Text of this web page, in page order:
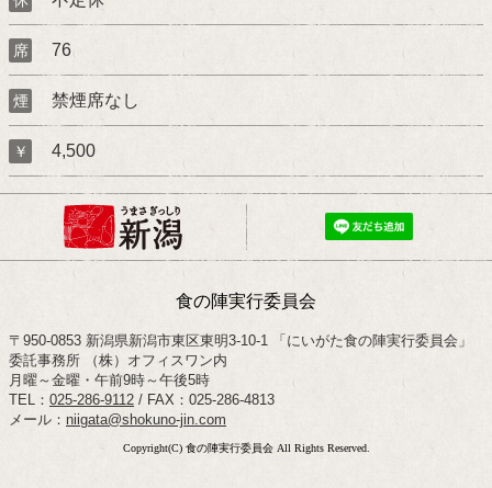
席 76
煙 禁煙席なし
￥ 4,500
食の陣実行委員会
〒950-0853 新潟県新潟市東区東明3-10-1 「にいがた食の陣実行委員会」
委託事務所 （株）オフィスワン内
月曜～金曜・午前9時～午後5時
TEL： 025-286-9112 / FAX：025-286-4813
メール： niigata@shokuno-jin.com
Copyright(C) 食の陣実行委員会 All Rights Reserved.